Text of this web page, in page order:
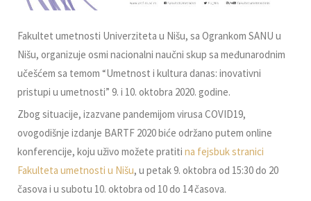
Fakultet umetnosti Univerziteta u Nišu, sa Ogrankom SANU u
Nišu, organizuje osmi nacionalni naučni skup sa međunarodnim
učešćem sa temom “Umetnost i kultura danas: inovativni
pristupi u umetnosti” 9. i 10. oktobra 2020. godine.
Zbog situacije, izazvane pandemijom virusa COVID19,
ovogodišnje izdanje BARTF 2020 biće održano putem online
konferencije, koju uživo možete pratiti na fejsbuk stranici
Fakulteta umetnosti u Nišu, u petak 9. oktobra od 15:30 do 20
časova i u subotu 10. oktobra od 10 do 14 časova.